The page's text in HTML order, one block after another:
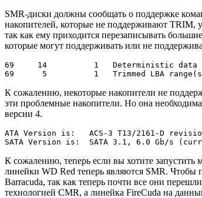
SMR-диски должны сообщать о поддержке
накопителей, которые не поддерживают TRIM,
так как ему приходится перезаписывать
которые могут поддерживать или не
69     14          1   Deterministic data
69      5          1   Trimmed LBA
К сожалению, некоторые накопители не
эти проблемные накопители. Но она
версии 4.
ATA Version is:   ACS-3 T13/2161-D
SATA Version is:  SATA 3.1, 6.0 Gb/s
К сожалению, теперь если вы хотите
линейки WD Red теперь являются SMR.
Barracuda, так как теперь почти все они
технологией CMR, а линейка FireCuda на